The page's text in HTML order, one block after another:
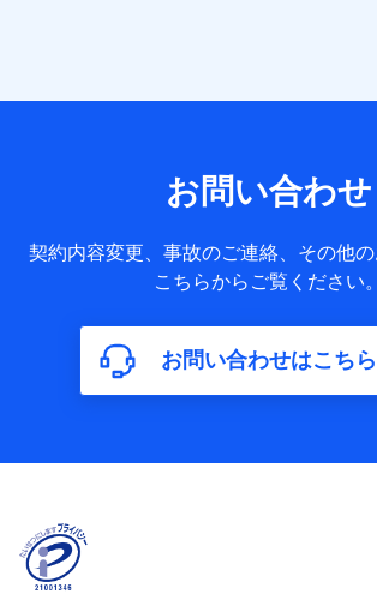
送信履歴などの情報）が含まれます。
約に関する情報。例として、保険契約者及
名、住所、生年月日、性別、保険契約者と
保険加入の目的、保険商品の内容、保険料
年数などの情報、ペットの種類や年齢など
れます。
【共同して利用する者の範囲】
株式会社NTTドコモ
当社又は株式会社NTTドコモが提供する保険
おけるユーザ登録受付および管理のため
当社又は株式会社NTTドコモと取引のあるも
お問い合わせ
契約内容変更、事故のご連絡、その他
こちらからご覧ください。
お問い合わせはこちら